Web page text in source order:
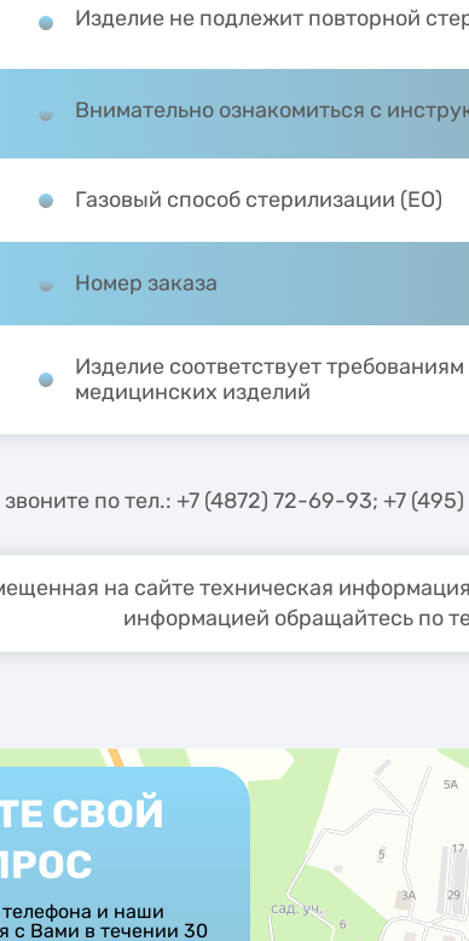
Изделие не подлежит повторной
Внимательно ознакомиться с
Газовый способ стерилизации (EO)
Номер заказа
Изделие соответствует
медицинских изделий
по тел.: +7 (4872) 72-69-93; +7
на сайте техническая
информацией обращайтесь по
СВОЙ
и наши
с Вами в течении 30